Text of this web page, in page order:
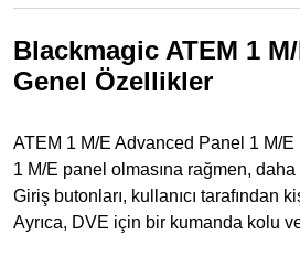
Blackmagic ATEM 1
Genel Özellikler
ATEM 1 M/E Advanced Panel 1 M/E
1 M/E panel olmasına rağmen,
Giriş butonları, kullanıcı
Ayrıca, DVE için bir kumanda kolu